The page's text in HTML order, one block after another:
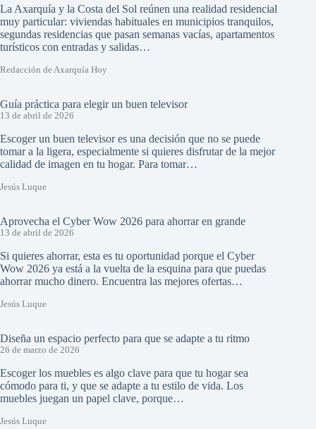
La Axarquía y la Costa del Sol reúnen una realidad residencial
muy particular: viviendas habituales en municipios tranquilos,
segundas residencias que pasan semanas vacías, apartamentos
turísticos con entradas y salidas…
Redacción de Axarquía Hoy
Guía práctica para elegir un buen televisor
13 de abril de 2026
Escoger un buen televisor es una decisión que no se puede
tomar a la ligera, especialmente si quieres disfrutar de la mejor
calidad de imagen en tu hogar. Para tomar…
Jesús Luque
Aprovecha el Cyber Wow 2026 para ahorrar en grande
13 de abril de 2026
Si quieres ahorrar, esta es tu oportunidad porque el Cyber
Wow 2026 ya está a la vuelta de la esquina para que puedas
ahorrar mucho dinero. Encuentra las mejores ofertas…
Jesús Luque
Diseña un espacio perfecto para que se adapte a tu ritmo
26 de marzo de 2026
Escoger los muebles es algo clave para que tu hogar sea
cómodo para ti, y que se adapte a tu estilo de vida. Los
muebles juegan un papel clave, porque…
Jesús Luque